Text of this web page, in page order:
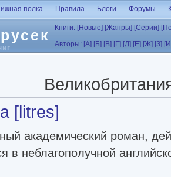
полка Правила Блоги Форумы
Книги: [Новые] [Жанры] [Серии]
Авторы: [А] [Б] [В] [Г] [Д] [Е] [Ж] [З]
[litres]
академический роман,
в неблагополучной